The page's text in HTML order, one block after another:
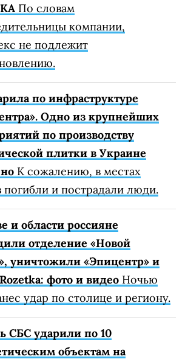
По словам
компании,
не подлежит
по инфраструктуре
Одно из крупнейших
по производству
плитки в Украине
К сожалению, в местах
погибли и пострадали люди.
и области россияне
отделение «Новой
уничтожили «Эпицентр» и
фото и видео Ночью
удар по столице и региону.
СБС ударили по 10
объектам на